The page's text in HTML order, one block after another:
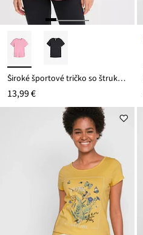
Široké športové tričko so štrukútrovaným vzhľadom
13,99 €